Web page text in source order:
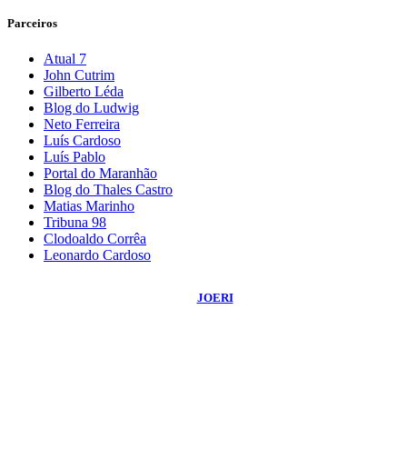
Parceiros
Atual 7
John Cutrim
Gilberto Léda
Blog do Ludwig
Neto Ferreira
Luís Cardoso
Luís Pablo
Portal do Maranhão
Blog do Thales Castro
Matias Marinho
Tribuna 98
Clodoaldo Corrêa
Leonardo Cardoso
JOERI